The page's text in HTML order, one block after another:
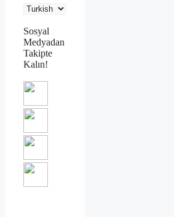
Sosyal
Medyadan
Takipte
Kalın!